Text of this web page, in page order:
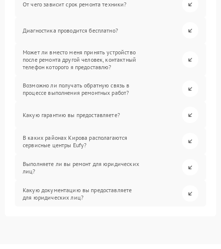
От чего зависит срок ремонта техники?
Диагностика проводится бесплатно?
Может ли вместо меня принять устройство
после ремонта другой человек, контактный
телефон которого я предоставлю?
Возможно ли получать обратную связь в
процессе выполнения ремонтных работ?
Какую гарантию вы предоставляете?
В каких районах Кирова располагаются
сервисные центры Eufy?
Выполняете ли вы ремонт для юридических
лиц?
Какую документацию вы предоставляете
для юридических лиц?